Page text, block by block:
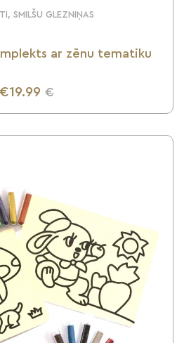
SMILŠU GLEZNIŅAS
ar zēnu tematiku
€19.99 €
UZZINI VAIRĀK